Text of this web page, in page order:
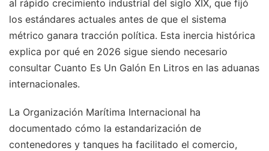
al rápido crecimiento industrial del siglo XIX, que fijó
los estándares actuales antes de que el sistema
métrico ganara tracción política. Esta inercia histórica
explica por qué en 2026 sigue siendo necesario
consultar Cuanto Es Un Galón En Litros en las aduanas
internacionales.
La Organización Marítima Internacional ha
documentado cómo la estandarización de
contenedores y tanques ha facilitado el comercio,